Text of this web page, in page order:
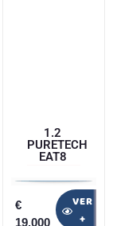
1.2
PURETECH
EAT8
€
19.000
VER
+